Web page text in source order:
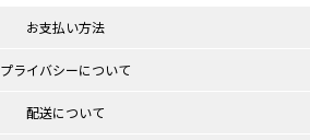
お支払い方法
プライバシーについて
配送について